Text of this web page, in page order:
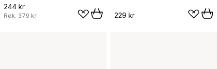
244 kr
Rek. 379 kr 229 kr